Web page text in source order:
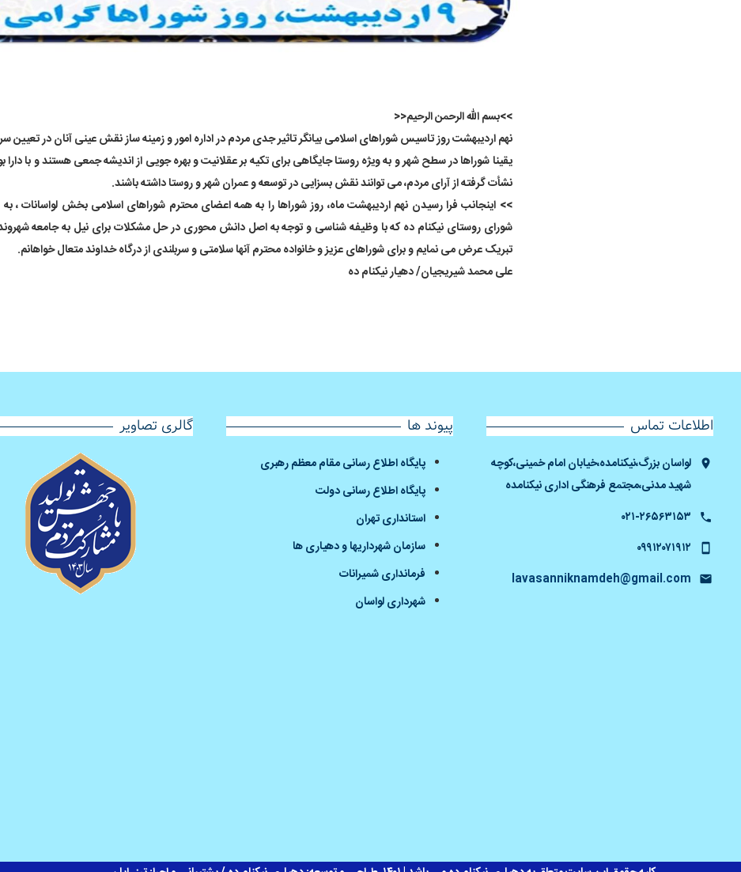
>>بسم الله الرحمن الرحیم<<
نهم اردیبهشت روز تاسیس شوراهای اسلامی بیانگر تاثیر جدی مردم در اداره امور و زمینه ساز نقش عینی آنان در
یقینا شوراها در سطح شهر و به ویژه روستا جایگاهی برای تکیه بر عقلانیت و بهره جویی از اندیشه جمعی هستند و با
نشأت گرفته از آرای مردم، می توانند نقش بسزایی در توسعه و عمران شهر و روستا داشته باشند.
>> اینجانب فرا رسیدن نهم اردیبهشت ماه، روز شوراها را به همه اعضای محترم شوراهای اسلامی بخش لواسانات ،
شورای روستای نیکنام ده که با وظیفه شناسی و توجه به اصل دانش محوری در حل مشکلات برای نیل به جامعه
تبریک عرض می نمایم و برای شوراهای عزیز و خانواده محترم آنها سلامتی و سربلندی از درگاه خداوند متعال خواهانم.
علی محمد شیریجیان/ دهیار نیکنام ده
اطلاعات تماس
لواسان بزرگ،نیکنامده،خیابان امام خمینی،کوچه
شهید مدنی،مجتمع فرهنگی اداری نیکنامده
۰۲۱-۲۶۵۶۳۱۵۳
۰۹۹۱۲۰۷۱۹۱۲
lavasanniknamdeh@gmail.com
پیوند ها
پایگاه اطلاع رسانی مقام معظم رهبری
پایگاه اطلاع رسانی دولت
استانداری تهران
سازمان شهرداریها و دهیاری ها
فرمانداری شمیرانات
شهرداری لواسان
گالری تصاویر